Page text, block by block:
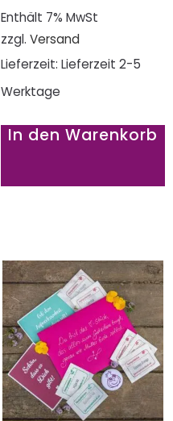
Enthält 7% MwSt
zzgl. Versand
Lieferzeit: Lieferzeit 2-5
Werktage
In den Warenkorb